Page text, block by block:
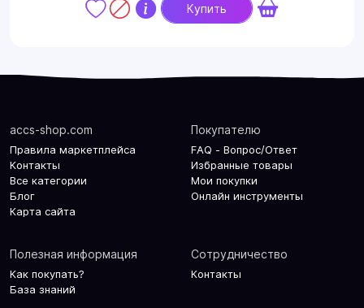
Купить
accs-shop.com
Правила маркетплейса
Контакты
Все категории
Блог
Карта сайта
Покупателю
FAQ - Вопрос/Ответ
Избранные товары
Мои покупки
Онлайн инструменты
Полезная информация
Как покупать?
База знаний
Сотрудничество
Контакты